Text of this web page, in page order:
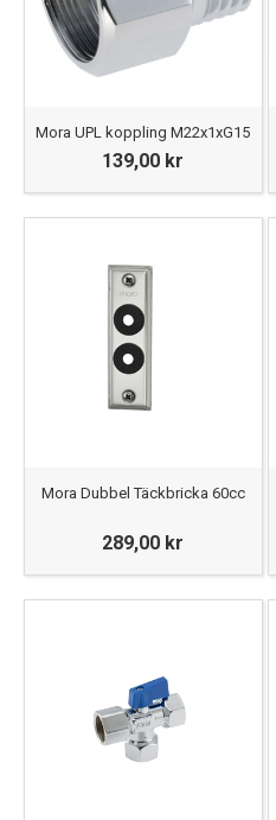
Mora UPL koppling M22x1xG15
139,00 kr
Mora Dubbel Täckbricka 60cc
289,00 kr